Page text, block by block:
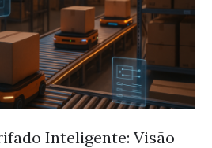
Inteligente: Visão